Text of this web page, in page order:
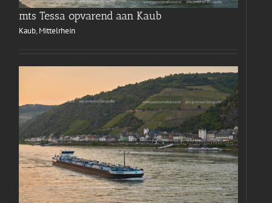
mts Tessa opvarend aan Kaub
Kaub, Mittelrhein